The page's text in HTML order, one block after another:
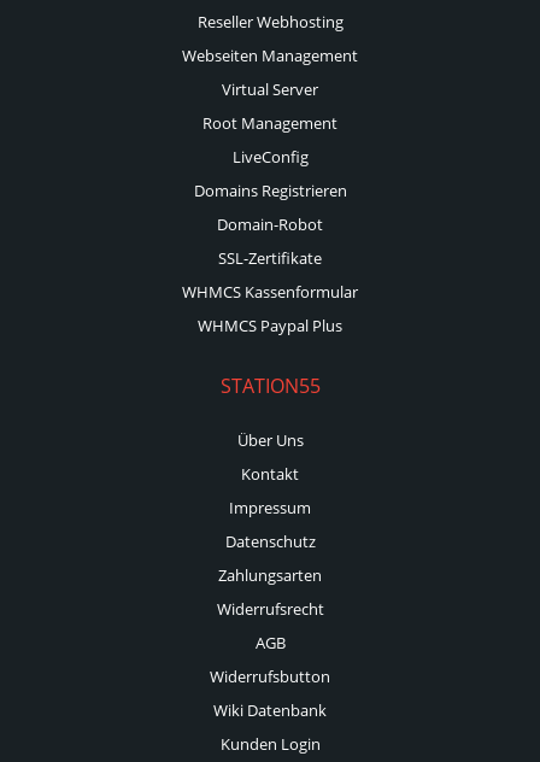
Reseller Webhosting
Webseiten Management
Virtual Server
Root Management
LiveConfig
Domains Registrieren
Domain-Robot
SSL-Zertifikate
WHMCS Kassenformular
WHMCS Paypal Plus
STATION55
Über Uns
Kontakt
Impressum
Datenschutz
Zahlungsarten
Widerrufsrecht
AGB
Widerrufsbutton
Wiki Datenbank
Kunden Login